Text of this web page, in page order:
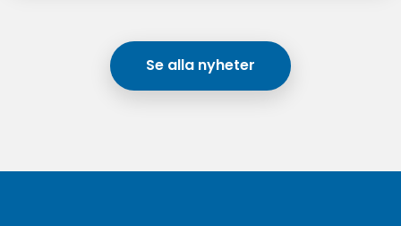
Se alla nyheter